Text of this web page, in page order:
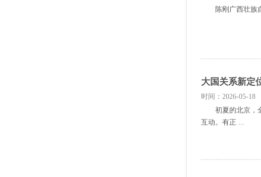
陈刚广西壮族自
大国关系新定
时间：2026-05-18
初夏的北京，全
互动。有正 ...